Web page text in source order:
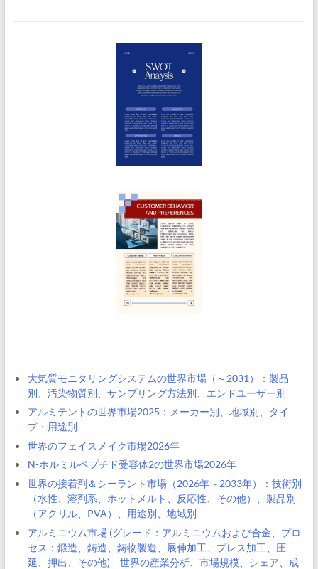
大気質モニタリングシステムの世界市場（～2031）：製品
別、汚染物質別、サンプリング方法別、エンドユーザー別
アルミテントの世界市場2025：メーカー別、地域別、タイ
プ・用途別
世界のフェイスメイク市場2026年
N-ホルミルペプチド受容体2の世界市場2026年
世界の接着剤＆シーラント市場（2026年～2033年）：技術別
（水性、溶剤系、ホットメルト、反応性、その他）、製品別
（アクリル、PVA）、用途別、地域別
アルミニウム市場 (グレード：アルミニウムおよび合金、プロ
セス：鍛造、鋳造、鋳物製造、展伸加工、プレス加工、圧
延、押出、その他) – 世界の産業分析、市場規模、シェア、成